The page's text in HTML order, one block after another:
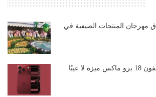
مهرجان المنتجات الصيفية في